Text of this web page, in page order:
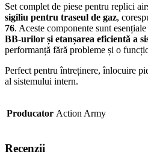
Set complet de piese pentru replici
sigiliu pentru traseul de gaz,
76. Aceste componente sunt
BB-urilor și etanșarea eficientă a
performanță fără probleme și o
Perfect pentru întreținere, înlocuire
al sistemului intern.
Producator Action Army
Recenzii